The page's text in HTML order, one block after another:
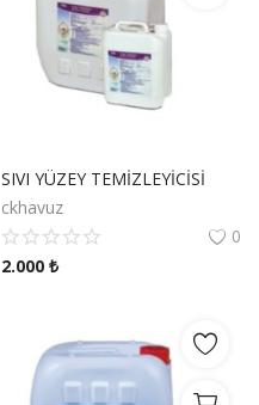
SIVI YÜZEY TEMİZLEYİCİSİ
ckhavuz
0
2.000 ₺